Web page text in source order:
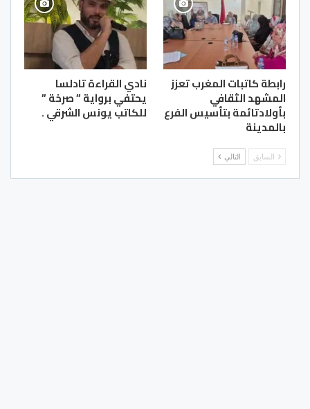
رابطة كاتبات المغرب تعزز
المشهد الثقافي
بأولادتائمة بتأسيس الفرع
بالمدينة
نادي القراءة تادلسا
يحتفي برواية ” صرخة ”
للكاتب يونس الشرقي .
السابق التالي